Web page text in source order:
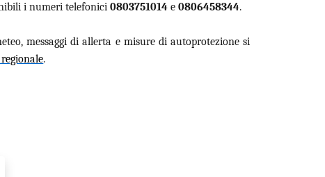
i numeri telefonici0803751014e0806458344.
messaggi di allerta e misure di autoprotezione si
.